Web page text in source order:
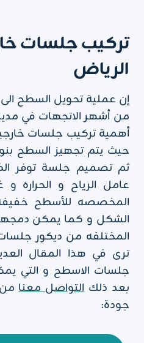
تركيب جلسات
الرياض
إن عملية تحويل السطح
من أشهر الاتجهات في
أهمية تركيب جلسات
حيث يتم تجهيز السطح
ثم تصميم جلسة توفر
عامل الرياح و الحراره
المخصصه للأسطح
الشكل و كما يمكن دمجها
المختلفه من ديكور
ترى في هذا المقال
جلسات الاسطح و التي
بعد ذلكالتواصل معنامن
جودة: